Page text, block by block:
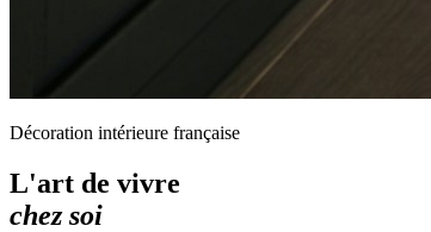
Décoration intérieure française
L'art de vivre
chez soi